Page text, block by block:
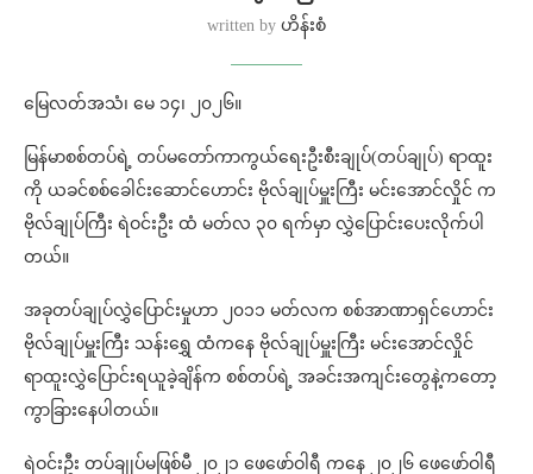
written by ဟိန်းစံ
မြေလတ်အသံ၊ မေ ၁၄၊ ၂၀၂၆။
မြန်မာစစ်တပ်ရဲ့ တပ်မတော်ကာကွယ်ရေးဦးစီးချုပ်(တပ်ချုပ်) ရာထူး
ကို ယခင်စစ်ခေါင်းဆောင်ဟောင်း ဗိုလ်ချုပ်မှူးကြီး မင်းအောင်လှိုင် က
ဗိုလ်ချုပ်ကြီး ရဲဝင်းဦး ထံ မတ်လ ၃၀ ရက်မှာ လွှဲပြောင်းပေးလိုက်ပါ
တယ်။
အခုတပ်ချုပ်လွှဲပြောင်းမှုဟာ ၂၀၁၁ မတ်လက စစ်အာဏာရှင်ဟောင်း
ဗိုလ်ချုပ်မှူးကြီး သန်းရွှေ ထံကနေ ဗိုလ်ချုပ်မှူးကြီး မင်းအောင်လှိုင်
ရာထူးလွှဲပြောင်းရယူခဲ့ချိန်က စစ်တပ်ရဲ့ အခင်းအကျင်းတွေနဲ့ကတော့
ကွာခြားနေပါတယ်။
ရဲဝင်းဦး တပ်ချုပ်မဖြစ်မီ ၂၀၂၁ ဖေဖော်ဝါရီ ကနေ ၂၀၂၆ ဖေဖော်ဝါရီ